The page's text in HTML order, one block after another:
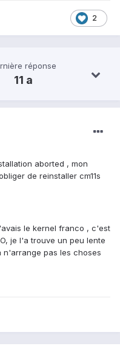
2
réponse
11 a
aborted , mon
de reinstaller cm11s
le kernel franco , c'est
je l'a trouve un peu lente
pas les choses